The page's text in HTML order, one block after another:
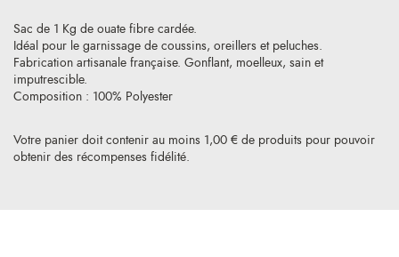
Votre panier doit contenir au moins 1,00 € de produits pour pouvoir
obtenir des récompenses fidélité.
Sac de 1 Kg de ouate fibre cardée.
Idéal pour le garnissage de coussins, oreillers et peluches.
Fabrication artisanale française. Gonflant, moelleux, sain et
imputrescible.
Composition : 100% Polyester